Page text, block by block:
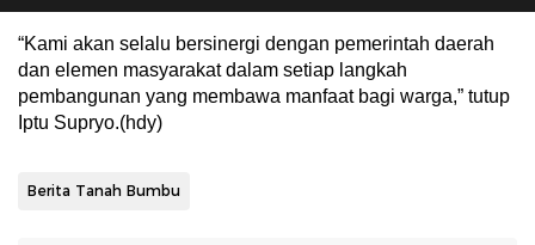
“Kami akan selalu bersinergi dengan pemerintah daerah
dan elemen masyarakat dalam setiap langkah
pembangunan yang membawa manfaat bagi warga,” tutup
Iptu Supryo.(hdy)
Berita Tanah Bumbu